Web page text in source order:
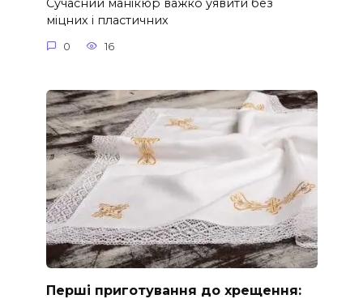
Сучасний манікюр важко уявити без
міцних і пластичних
0 16
Перші приготування до хрещення: